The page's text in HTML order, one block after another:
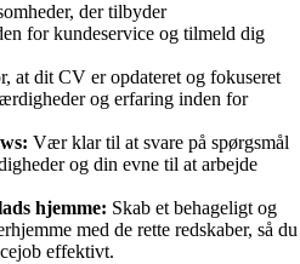
der tilbyder
for kundeservice og tilmeld dig
at dit CV er opdateret og fokuseret
og erfaring inden for
Vær klar til at svare på spørgsmål
og din evne til at arbejde
hjemme: Skab et behageligt og
med de rette redskaber, så du
effektivt.